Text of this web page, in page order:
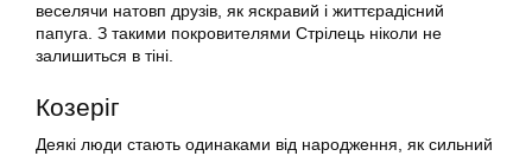
веселячи натовп друзів, як яскравий і життєрадісний
папуга. З такими покровителями Стрілець ніколи не
залишиться в тіні.
Козеріг
Деякі люди стають одинаками від народження, як сильний